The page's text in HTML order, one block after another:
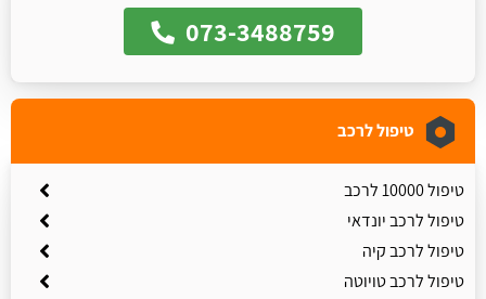
073-3488759
טיפול לרכב
טיפול 10000 לרכב
טיפול לרכב יונדאי
טיפול לרכב קיה
טיפול לרכב טויוטה